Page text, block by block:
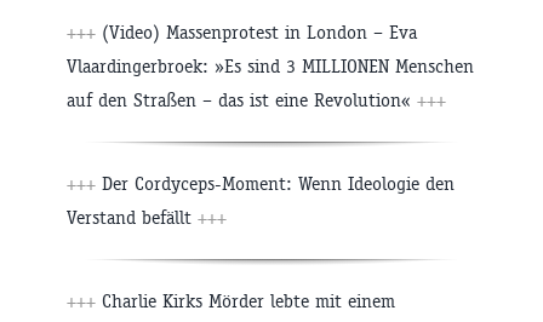
+++ (Video) Massenprotest in London – Eva
Vlaardingerbroek: »Es sind 3 MILLIONEN Menschen
auf den Straßen – das ist eine Revolution« +++
+++ Der Cordyceps-Moment: Wenn Ideologie den
Verstand befällt +++
+++ Charlie Kirks Mörder lebte mit einem